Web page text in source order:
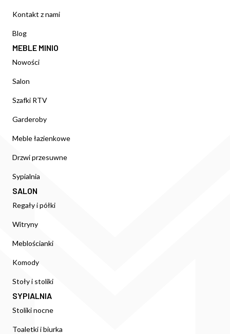
Kontakt z nami
Blog
MEBLE MINIO
Nowości
Salon
Szafki RTV
Garderoby
Meble łazienkowe
Drzwi przesuwne
Sypialnia
SALON
Regały i półki
Witryny
Meblościanki
Komody
Stoły i stoliki
SYPIALNIA
Stoliki nocne
Toaletki i biurka